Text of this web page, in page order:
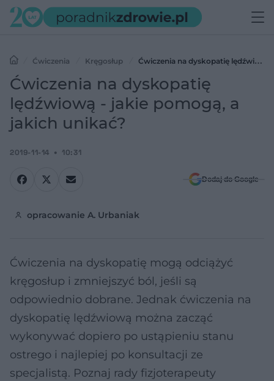
Ćwiczenia Kręgosłup
Ćwiczenia na dyskopatię lędźwiową
- jakie pomogą, a jakich unikać?
Ćwiczenia na dyskopatię
lędźwiową - jakie pomogą, a
jakich unikać?
2019-11-14 10:31
Dodaj do Google
opracowanie A. Urbaniak
Ćwiczenia na dyskopatię mogą odciążyć
kręgosłup i zmniejszyć ból, jeśli są
odpowiednio dobrane. Jednak ćwiczenia na
dyskopatię lędźwiową można zacząć
wykonywać dopiero po ustąpieniu stanu
ostrego i najlepiej po konsultacji ze
specjalistą. Poznaj rady fizjoterapeuty